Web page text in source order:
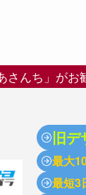
さんち」がお
旧デ
最大
最短3